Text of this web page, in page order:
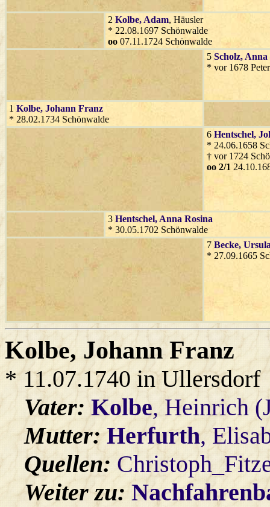
2 Kolbe, Adam, Häusler
* 22.08.1697 Schönwalde
oo 07.11.1724 Schönwalde
5 Scholz, Anna
* vor 1678
1 Kolbe, Johann Franz
* 28.02.1734 Schönwalde
6 Hentschel,
* 24.06.1658
† vor 1724
oo 2/1
3 Hentschel, Anna Rosina
* 30.05.1702 Schönwalde
7 Becke,
* 27.09.1665
Kolbe, Johann Franz
* 11.07.1740 in Ullersdorf
Vater:Kolbe, Heinrich
Mutter:Herfurth,
Quellen:
Weiter zu: